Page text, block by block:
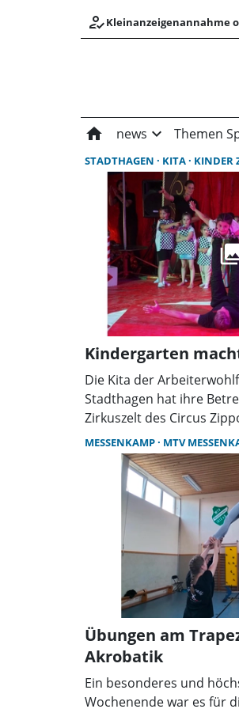
how_to_regKleinanzeigenannahme
home news expand_more Themen
STADTHAGEN KITA KINDER
Kindergarten
Die Kita der
Stadthagen hat ihre
Zirkuszelt des Circus
dem Motto „Manege frei
Artisten“ gaben die
Abschluss-
MESSENKAMP MTV
Übungen am
Akrobatik
Ein besonderes und
Wochenende war es für